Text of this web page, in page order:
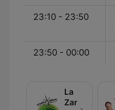
23:10 - 23:50
23:50 - 00:00
La
Zanzara